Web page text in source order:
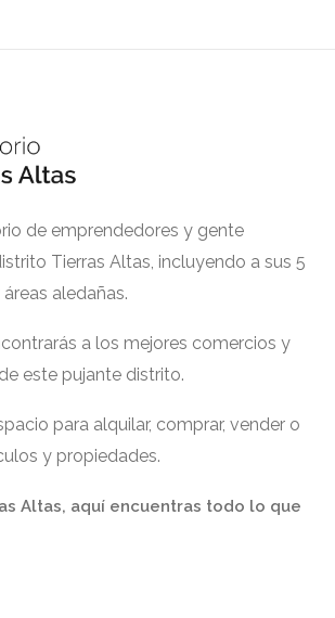
de emprendedores y gente
Tierras Altas, incluyendo a sus 5
aledañas.
a los mejores comercios y
este pujante distrito.
para alquilar, comprar, vender o
y propiedades.
Altas, aquí encuentras todo lo que